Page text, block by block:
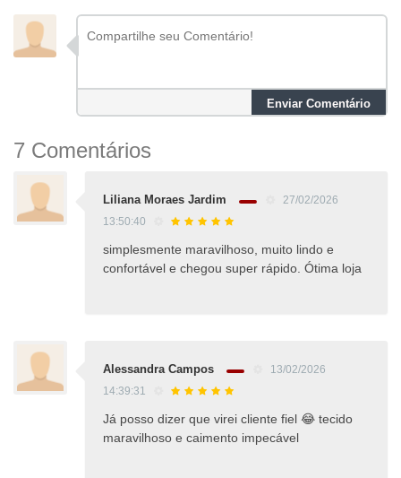
Enviar Comentário
7 Comentários
Liliana Moraes Jardim
27/02/2026
13:50:40
simplesmente maravilhoso, muito lindo e
confortável e chegou super rápido. Ótima loja
Alessandra Campos
13/02/2026
14:39:31
Já posso dizer que virei cliente fiel 😂 tecido
maravilhoso e caimento impecável